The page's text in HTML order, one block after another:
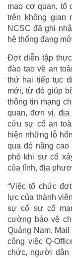
mạo cơ quan, tổ
trên không gian
NCSC đã ghi
hệ thống đang
Đợt diễn tập
đào tạo về an
thứ hai tiếp tục
mới, từ đó giúp
thông tin mạng
quan, đơn vị,
cứu sự cố an
hiện những lỗ
qua đó nâng
phó khi sự cố
của tỉnh, địa
“Việc tổ chức
lực của thành
sự cố sự cố
cường bảo vệ
Quảng Nam,
công việc Q-
chức, người dân